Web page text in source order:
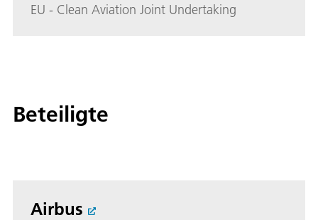
EU - Clean Aviation Joint Undertaking
Beteiligte
Airbus